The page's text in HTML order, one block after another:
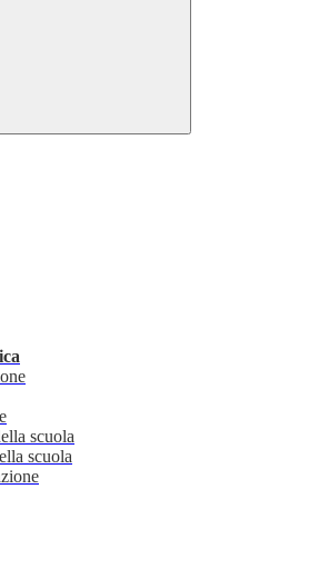
scuola
scuola